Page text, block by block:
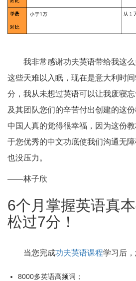
我非常感谢功夫英语带给我这么
这些天难以入眠，现在是意大利时
分，我从未想过英语可以让我废寝
及其团队您们的辛苦付出创建的这
中国人真的觉得很幸福，因为这份
于您优秀的中文功底使我们沟通无
也没压力。
——林子欣
6个月掌握英语真
松过7分！
当您完成功夫英语课程学习后
8000多英语高频词；